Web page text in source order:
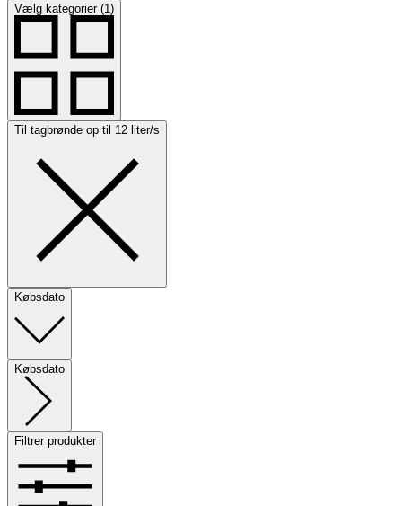
Vælg kategorier (1)
Til tagbrønde op til 12 liter/s
Købsdato
Købsdato
Filtrer produkter